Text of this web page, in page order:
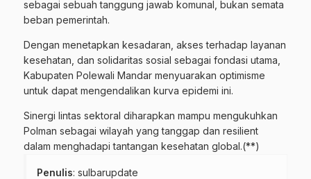
sebagai sebuah tanggung jawab komunal, bukan semata
beban pemerintah.
Dengan menetapkan kesadaran, akses terhadap layanan
kesehatan, dan solidaritas sosial sebagai fondasi utama,
Kabupaten Polewali Mandar menyuarakan optimisme
untuk dapat mengendalikan kurva epidemi ini.
Sinergi lintas sektoral diharapkan mampu mengukuhkan
Polman sebagai wilayah yang tanggap dan resilient
dalam menghadapi tantangan kesehatan global.(**)
Penulis: sulbarupdate